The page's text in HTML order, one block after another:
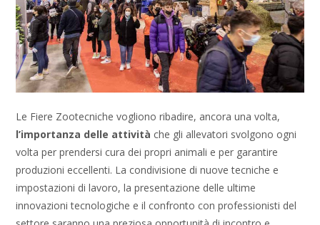
Le Fiere Zootecniche vogliono ribadire, ancora una volta,
l’importanza delle attività che gli allevatori svolgono ogni
volta per prendersi cura dei propri animali e per garantire
produzioni eccellenti. La condivisione di nuove tecniche e
impostazioni di lavoro, la presentazione delle ultime
innovazioni tecnologiche e il confronto con professionisti del